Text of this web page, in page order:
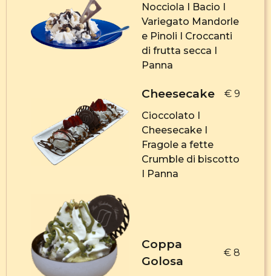
Nocciola I Bacio I
Variegato Mandorle
e Pinoli I Croccanti
di frutta secca I
Panna
Cheesecake
€ 9
Cioccolato I
Cheesecake I
Fragole a fette
Crumble di biscotto
I Panna
Coppa
Golosa
€ 8